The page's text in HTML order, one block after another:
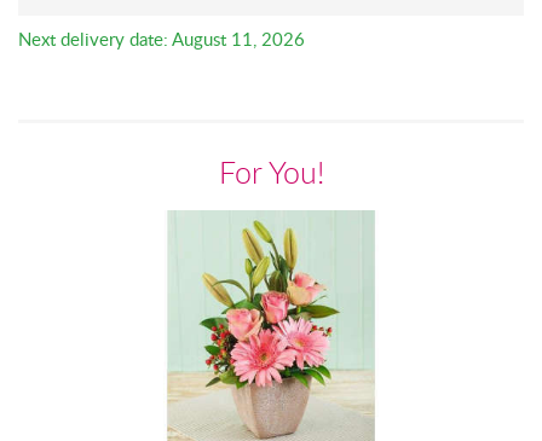
Next delivery date: August 11, 2026
For You!